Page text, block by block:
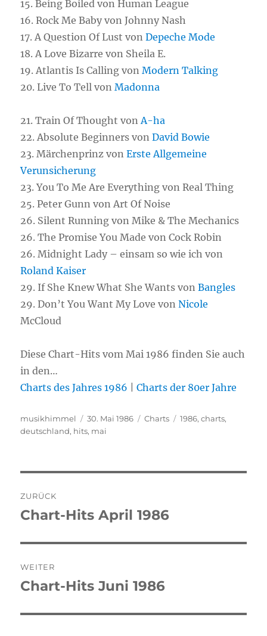
15. Being Boiled von Human League
16. Rock Me Baby von Johnny Nash
17. A Question Of Lust vonDepeche Mode
18. A Love Bizarre von Sheila E.
19. Atlantis Is Calling vonModern Talking
20. Live To Tell vonMadonna
21. Train Of Thought vonA-ha
22. Absolute Beginners vonDavid Bowie
23. Märchenprinz vonErste Allgemeine
Verunsicherung
23. You To Me Are Everything von Real Thing
25. Peter Gunn von Art Of Noise
26. Silent Running von Mike & The Mechanics
26. The Promise You Made von Cock Robin
26. Midnight Lady – einsam so wie ich von
Roland Kaiser
29. If She Knew What She Wants vonBangles
29. Don’t You Want My Love vonNicole
McCloud
Diese Chart-Hits vom Mai 1986 finden Sie auch
in den…
Charts des Jahres 1986 |Charts der 80er Jahre
Autor
musikhimmel
Veröffentlicht
am
30. Mai 1986 Kategorien
Charts Schlagwörter
1986,charts,
deutschland, hits, mai
ZURÜCK
Vorheriger
Chart-Hits April 1986
WEITER
Nächster
Chart-Hits Juni 1986